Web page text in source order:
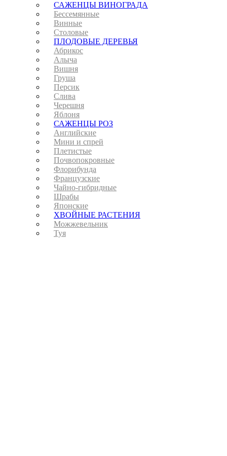
САЖЕНЦЫ ВИНОГРАДА
Бессемянные
Винные
Столовые
ПЛОДОВЫЕ ДЕРЕВЬЯ
Абрикос
Алыча
Вишня
Груша
Персик
Слива
Черешня
Яблоня
САЖЕНЦЫ РОЗ
Английские
Мини и спрей
Плетистые
Почвопокровные
Флорибунда
Французские
Чайно-гибридные
Шрабы
Японские
ХВОЙНЫЕ РАСТЕНИЯ
Можжевельник
Туя